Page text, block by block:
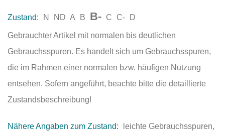
Zustand: N ND A B B- C C- D
Gebrauchter Artikel mit normalen bis deutlichen
Gebrauchsspuren. Es handelt sich um Gebrauchsspuren,
die im Rahmen einer normalen bzw. häufigen Nutzung
entsehen. Sofern angeführt, beachte bitte die detaillierte
Zustandsbeschreibung!
Nähere Angaben zum Zustand:
leichte Gebrauchsspuren,